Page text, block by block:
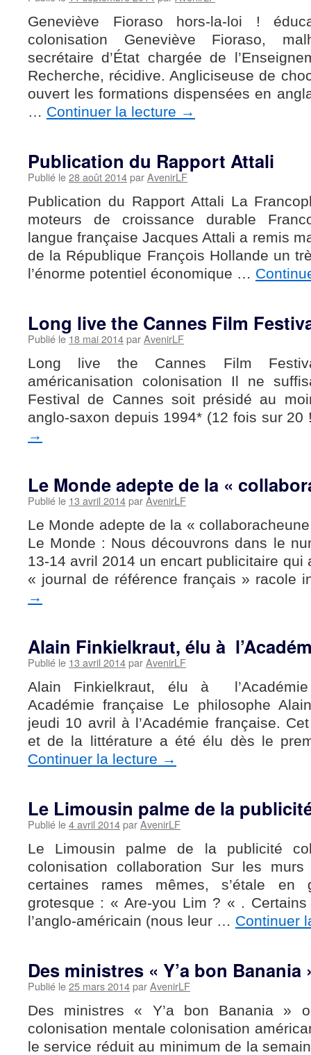
Geneviève Fioraso hors-la-loi !
colonisation Geneviève Fioraso,
secrétaire d’État chargée de
Recherche, récidive. Angliciseuse de
ouvert les formations dispensées en
Continuer la lecture →
Publication du Rapport Attali
Publié le28 août 2014parAvenirLF
Publication du Rapport Attali La
moteurs de croissance durable
langue française Jacques Attali a remis
de la République François Hollande un
l’énorme potentiel économique …
Long live the Cannes Film
Publié le18 mai 2014parAvenirLF
Long live the Cannes Film
américanisation colonisation Il ne
Festival de Cannes soit présidé au
anglo-saxon depuis 1994* (12 fois sur
→
Le Monde adepte de la «
Publié le 13 avril 2014parAvenirLF
Le Monde adepte de la «
Le Monde : Nous découvrons dans le
13-14 avril 2014 un encart publicitaire qui
« journal de référence français »
→
Alain Finkielkraut, élu à
Publié le 13 avril 2014parAvenirLF
Alain Finkielkraut, élu à l’Académie
Académie française Le philosophe
jeudi 10 avril à l’Académie française.
et de la littérature a été élu dès le
Continuer la lecture →
Le Limousin palme de la
Publié le4 avril 2014parAvenirLF
Le Limousin palme de la publicité
colonisation collaboration Sur les
certaines rames mêmes, s’étale
grotesque : « Are-you Lim ? « .
l’anglo-américain (nous leur … Continuer
Des ministres « Y’a bon Banania
Publié le25 mars 2014parAvenirLF
Des ministres « Y’a bon Banania »
colonisation mentale colonisation
le service réduit au minimum de la